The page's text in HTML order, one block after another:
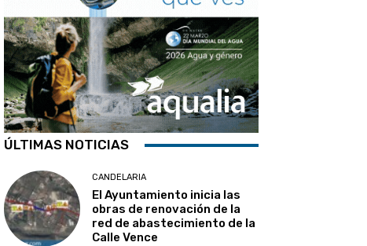
ÚLTIMAS NOTICIAS
CANDELARIA
El Ayuntamiento inicia las
obras de renovación de la
red de abastecimiento de la
Calle Vence